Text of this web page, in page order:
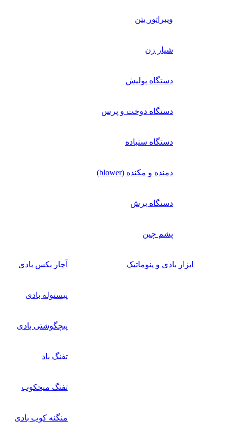
ویبراتور بتن
شیار زن
دستگاه پولیش
دستگاه دوخت و پرس
دستگاه سنباده
دمنده و مکنده (blower)
دستگاه برش
پشم چین
ابزار بادی و پنوماتیک آچار بکس بادی
پیستوله بادی
پیچگوشتی بادی
تفنگ باد
تفنگ میخکوب
منگنه کوب بادی